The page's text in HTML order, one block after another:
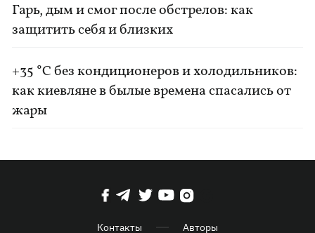
Гарь, дым и смог после обстрелов: как
защитить себя и близких
+35 °C без кондиционеров и холодильников:
как киевляне в былые времена спасались от
жары
Контакты Авторы